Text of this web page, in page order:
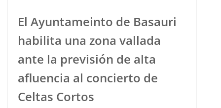
El Ayuntameinto de Basauri
habilita una zona vallada
ante la previsión de alta
afluencia al concierto de
Celtas Cortos